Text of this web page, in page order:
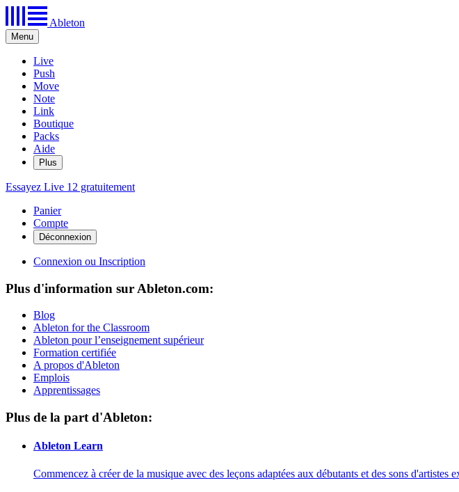
Ableton
Menu
Live
Push
Move
Note
Link
Boutique
Packs
Aide
Plus
Essayez Live 12 gratuitement
Panier
Compte
Connexion ou Inscription
Plus d'information sur Ableton.com:
Blog
Ableton for the Classroom
Ableton pour l’enseignement supérieur
Formation certifiée
A propos d'Ableton
Emplois
Apprentissages
Plus de la part d'Ableton:
Ableton Learn
Commencez à créer de la musique avec des leçons adaptées aux débutants et des sons d'artistes